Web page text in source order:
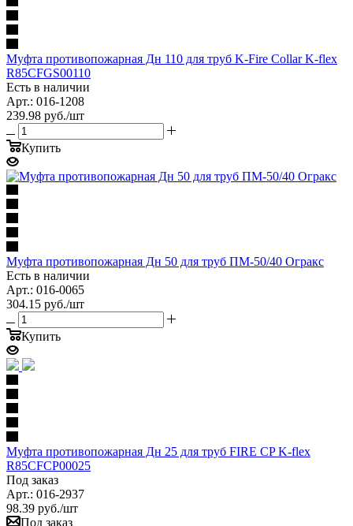
Муфта противопожарная Дн 110 для труб K-Fire Collar K-flex
R85CFGS00110
Есть в наличии
Арт.: 016-1208
239.98 руб./шт
Купить
Муфта противопожарная Дн 50 для труб ПМ-50/40 Огракс
Есть в наличии
Арт.: 016-0065
304.15 руб./шт
Купить
Муфта противопожарная Дн 25 для труб FIRE CP K-flex
R85CFCP00025
Под заказ
Арт.: 016-2937
98.39 руб./шт
Под заказ